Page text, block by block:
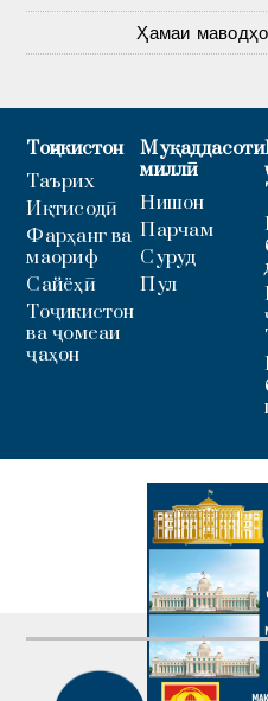
Ҳамаи
Тоҷикистон
Таърих
Иқтисодӣ
Фарҳанг ва
маориф
Сайёҳӣ
Тоҷикистон
ва ҷомеаи
ҷаҳон
Муқаддасоти
миллӣ
Нишон
Парчам
Суруд
Пул